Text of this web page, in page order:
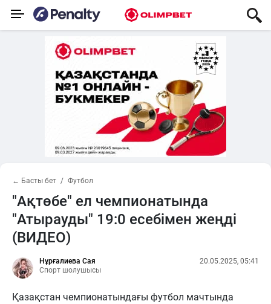
← Басты бет Футбол
"Ақтөбе" ел чемпионатында
"Атырауды" 19:0 есебімен жеңді
(ВИДЕО)
Нұрғалиева Сая
Спорт шолушысы
20.05.2025, 05:41
Қазақстан чемпионатындағы футбол мачтында